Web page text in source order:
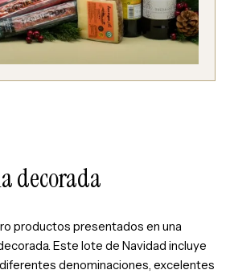
decorada
productos presentados en una
Este lote de Navidad incluye
denominaciones, excelentes